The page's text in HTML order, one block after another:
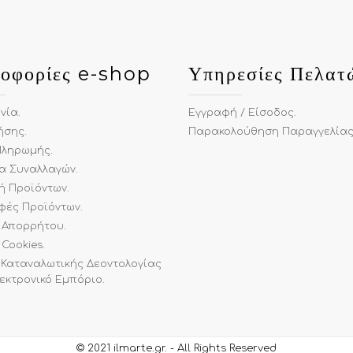
e-shop
.
.
.
Συναλλαγών.
Προϊόντων.
Προϊόντων.
Απορρήτου.
Cookies.
Δεοντολογίας
Εμπόριο.
Υπηρεσίες
Εγγραφή / Είσοδος.
Παρακολούθηση Παραγγελίας
© 2021 ilmarte.gr. - All Rights Reserved